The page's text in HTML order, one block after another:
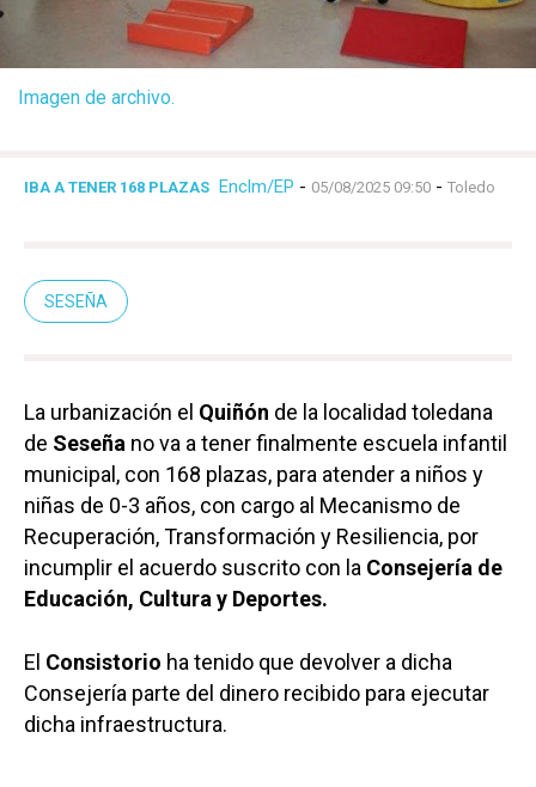
Imagen de archivo.
IBA A TENER 168 PLAZAS Enclm/EP - 05/08/2025 09:50 - Toledo
SESEÑA
La urbanización el Quiñón de la localidad toledana
de Seseña no va a tener finalmente escuela infantil
municipal, con 168 plazas, para atender a niños y
niñas de 0-3 años, con cargo al Mecanismo de
Recuperación, Transformación y Resiliencia, por
incumplir el acuerdo suscrito con la Consejería de
Educación, Cultura y Deportes.
El Consistorio ha tenido que devolver a dicha
Consejería parte del dinero recibido para ejecutar
dicha infraestructura.